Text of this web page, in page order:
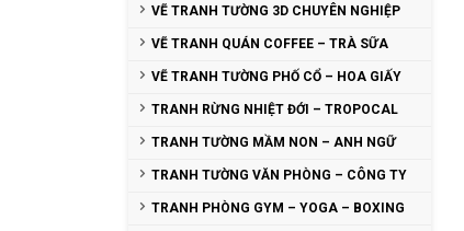
VẼ TRANH TƯỜNG 3D CHUYÊN NGHIỆP
VẼ TRANH QUÁN COFFEE – TRÀ SỮA
VẼ TRANH TƯỜNG PHỐ CỔ – HOA GIẤY
TRANH RỪNG NHIỆT ĐỚI – TROPOCAL
TRANH TƯỜNG MẦM NON – ANH NGỮ
TRANH TƯỜNG VĂN PHÒNG – CÔNG TY
TRANH PHÒNG GYM – YOGA – BOXING